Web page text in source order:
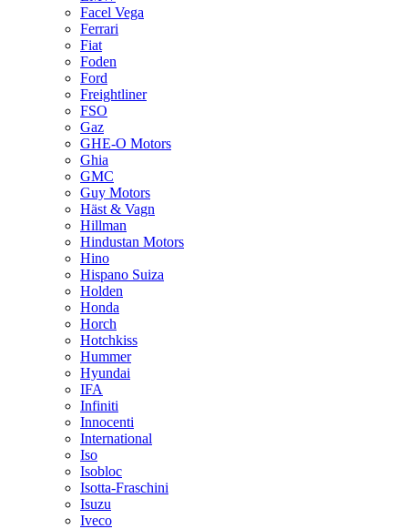
Facel Vega
Ferrari
Fiat
Foden
Ford
Freightliner
FSO
Gaz
GHE-O Motors
Ghia
GMC
Guy Motors
Häst & Vagn
Hillman
Hindustan Motors
Hino
Hispano Suiza
Holden
Honda
Horch
Hotchkiss
Hummer
Hyundai
IFA
Infiniti
Innocenti
International
Iso
Isobloc
Isotta-Fraschini
Isuzu
Iveco